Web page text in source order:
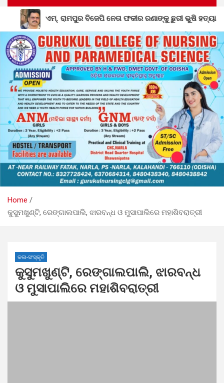
ଫକୀର ରଣାଙ୍କୁ ଛୁରୀ ଭୁଷି ହତ୍ୟା ରିଷିଡା ଶିଶୁମନ୍ଦିରରେ
Home
କୁସୁମଖୁଣ୍ଟି, ରେଙ୍ଗାଲପାଲି, ଝାରବନ୍ଧ ଓ ମୁସାପାଲିରେ ମହାଶିବରାତ୍ରୀ
କଳା-ସଂସ୍କୃତି
କୁସୁମଖୁଣ୍ଟି, ରେଙ୍ଗାଲପାଲି, ଝାରବନ୍ଧ
ଓ ମୁସାପାଲିରେ ମହାଶିବରାତ୍ରୀ